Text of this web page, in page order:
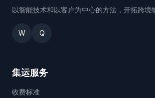
以智能技术和以客户为中心的方法，开拓跨境
W Q
集运服务
收费标准